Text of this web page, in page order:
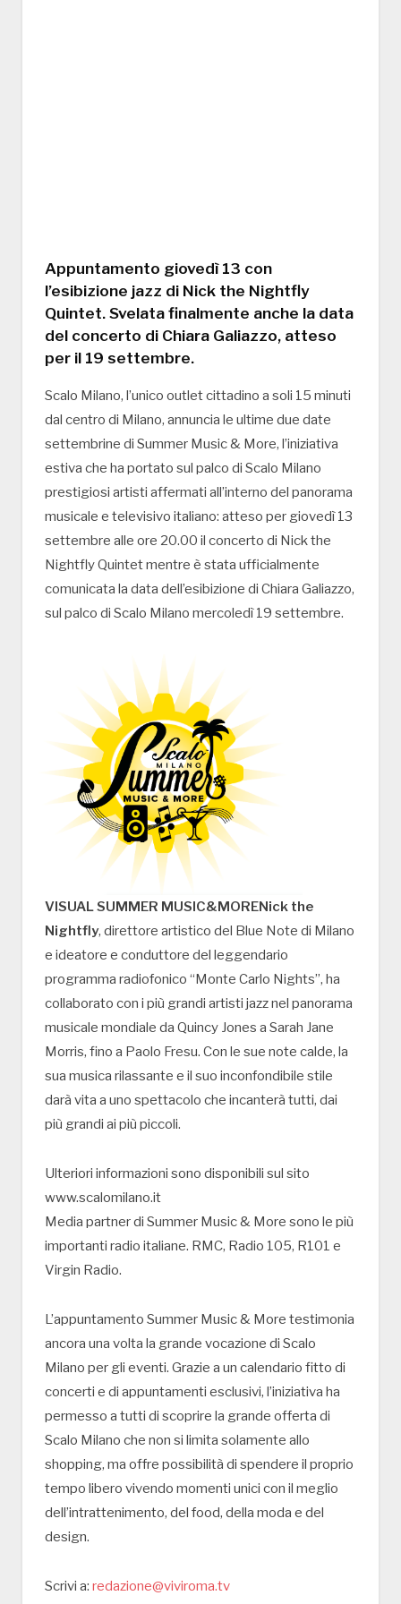
Appuntamento giovedì 13 con
l’esibizione jazz di Nick the Nightfly
Quintet. Svelata finalmente anche la data
del concerto di Chiara Galiazzo, atteso
per il 19 settembre.
Scalo Milano, l’unico outlet cittadino a soli 15 minuti
dal centro di Milano, annuncia le ultime due date
settembrine di Summer Music & More, l’iniziativa
estiva che ha portato sul palco di Scalo Milano
prestigiosi artisti affermati all’interno del panorama
musicale e televisivo italiano: atteso per giovedì 13
settembre alle ore 20.00 il concerto di Nick the
Nightfly Quintet mentre è stata ufficialmente
comunicata la data dell’esibizione di Chiara Galiazzo,
sul palco di Scalo Milano mercoledì 19 settembre.
VISUAL SUMMER MUSIC&MORENick the
Nightfly, direttore artistico del Blue Note di Milano
e ideatore e conduttore del leggendario
programma radiofonico “Monte Carlo Nights”, ha
collaborato con i più grandi artisti jazz nel panorama
musicale mondiale da Quincy Jones a Sarah Jane
Morris, fino a Paolo Fresu. Con le sue note calde, la
sua musica rilassante e il suo inconfondibile stile
darà vita a uno spettacolo che incanterà tutti, dai
più grandi ai più piccoli.
Ulteriori informazioni sono disponibili sul sito
www.scalomilano.it
Media partner di Summer Music & More sono le più
importanti radio italiane. RMC, Radio 105, R101 e
Virgin Radio.
L’appuntamento Summer Music & More testimonia
ancora una volta la grande vocazione di Scalo
Milano per gli eventi. Grazie a un calendario fitto di
concerti e di appuntamenti esclusivi, l’iniziativa ha
permesso a tutti di scoprire la grande offerta di
Scalo Milano che non si limita solamente allo
shopping, ma offre possibilità di spendere il proprio
tempo libero vivendo momenti unici con il meglio
dell’intrattenimento, del food, della moda e del
design.
Scrivi a: redazione@viviroma.tv